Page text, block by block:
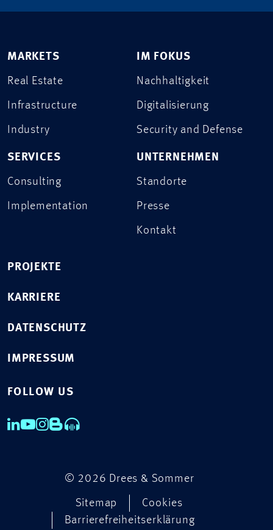
MARKETS
Real Estate
Infrastructure
Industry
SERVICES
Consulting
Implementation
IM FOKUS
Nachhaltigkeit
Digitalisierung
Security and Defense
UNTERNEHMEN
Standorte
Presse
Kontakt
PROJEKTE
KARRIERE
DATENSCHUTZ
IMPRESSUM
FOLLOW US
© 2026 Drees & Sommer
Sitemap
Cookies
Barrierefreiheitserklärung